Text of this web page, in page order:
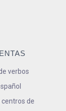
verbos
centros de